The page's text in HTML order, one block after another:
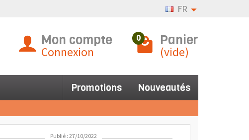
FR
Mon compte
Connexion
0 Panier
(vide)
Promotions Nouveautés
Publié : 27/10/2022